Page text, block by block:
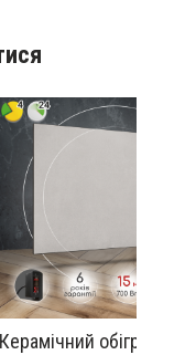
Керамічний обігрівач